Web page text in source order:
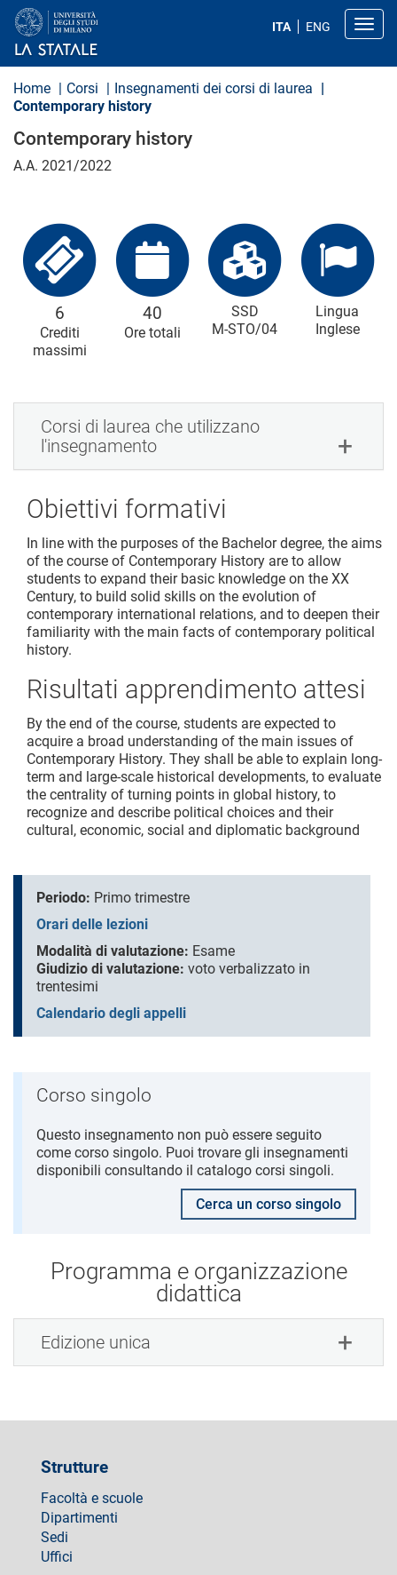
a
ITA ENG
Home Corsi
Insegnamenti dei corsi di laurea
Contemporary history
Contemporary history
A.A. 2021/2022
6
Crediti
massimi
40
Ore totali
SSD
M-STO/04
Lingua
Inglese
Corsi di laurea che utilizzano
l'insegnamento
Obiettivi formativi
In line with the purposes of the Bachelor degree, the aims
of the course of Contemporary History are to allow
students to expand their basic knowledge on the XX
Century, to build solid skills on the evolution of
contemporary international relations, and to deepen their
familiarity with the main facts of contemporary political
history.
Risultati apprendimento attesi
By the end of the course, students are expected to
acquire a broad understanding of the main issues of
Contemporary History. They shall be able to explain long-
term and large-scale historical developments, to evaluate
the centrality of turning points in global history, to
recognize and describe political choices and their
cultural, economic, social and diplomatic background
Periodo: Primo trimestre
Orari delle lezioni
Modalità di valutazione: Esame
Giudizio di valutazione: voto verbalizzato in
trentesimi
Calendario degli appelli
Corso singolo
Questo insegnamento non può essere seguito
come corso singolo. Puoi trovare gli insegnamenti
disponibili consultando il catalogo corsi singoli.
Cerca un corso singolo
Programma e organizzazione
didattica
Edizione unica
Strutture
Facoltà e scuole
Dipartimenti
Sedi
Uffici